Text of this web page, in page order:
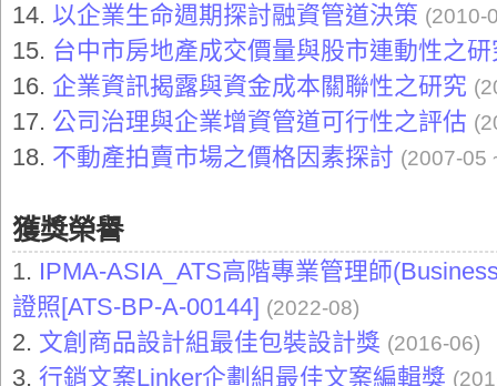
14. 以企業生命週期探討融資管道決策 (2010-
15. 台中市房地產成交價量與股市連動性之
16. 企業資訊揭露與資金成本關聯性之研究
17. 公司治理與企業增資管道可行性之評估
18. 不動產拍賣市場之價格因素探討 (2007-05
獲獎榮譽
1. IPMA-ASIA_ATS高階專業管理師
證照[ATS-BP-A-00144] (2022-08)
2. 文創商品設計組最佳包裝設計獎 (2016-06)
3. 行銷文案Linker企劃組最佳文案編輯獎